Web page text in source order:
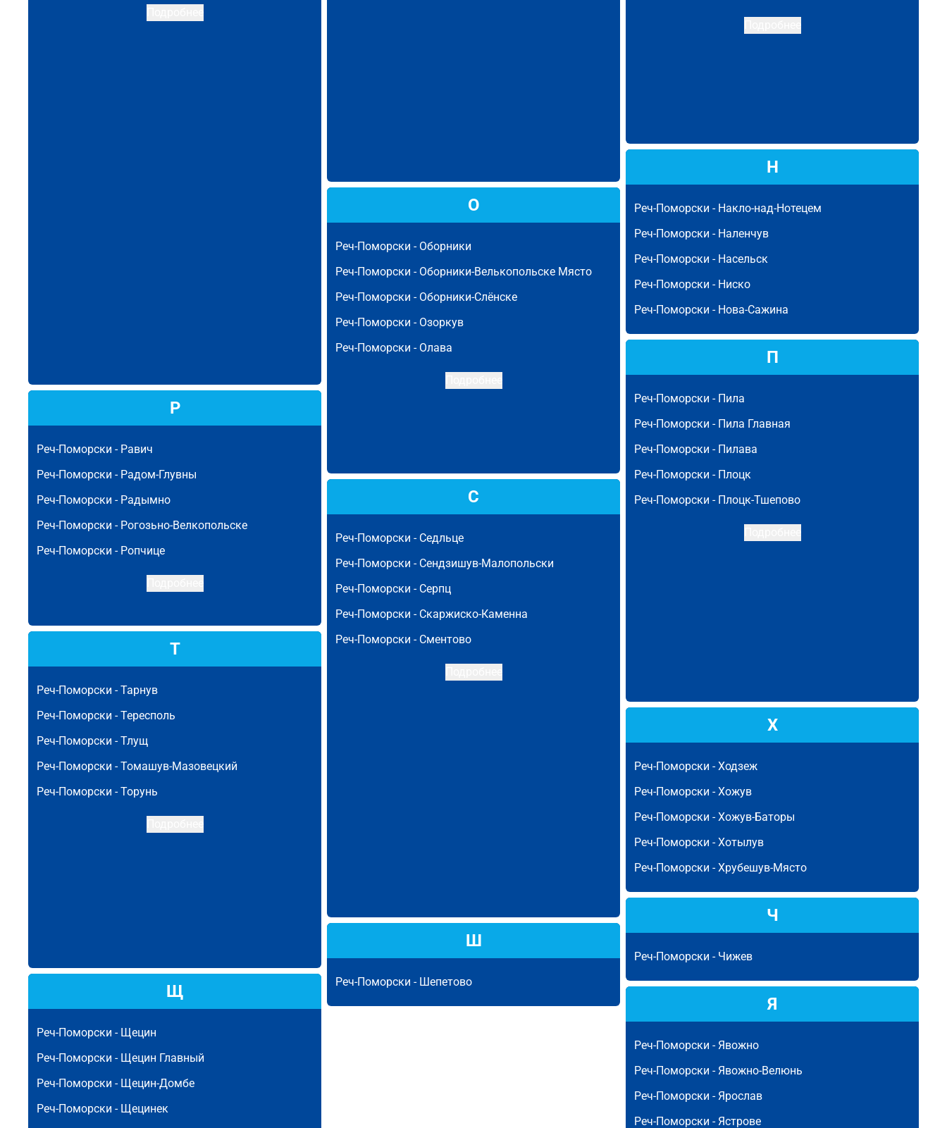
Н
Реч-Поморски - Накло-над-Нотецем
Реч-Поморски - Наленчув
Реч-Поморски - Насельск
Реч-Поморски - Ниско
Реч-Поморски - Нова-Сажина
О
Реч-Поморски - Оборники
Реч-Поморски - Оборники-Велькопольске Място
Реч-Поморски - Оборники-Слёнске
Реч-Поморски - Озоркув
Реч-Поморски - Олава П
Реч-Поморски - Пила
Реч-Поморски - Пила Главная
Реч-Поморски - Пилава
Реч-Поморски - Плоцк
Реч-Поморски - Плоцк-Тшепово
Р
Реч-Поморски - Равич
Реч-Поморски - Радом-Глувны
Реч-Поморски - Радымно
Реч-Поморски - Рогозьно-Велкопольске
Реч-Поморски - Ропчице
С
Реч-Поморски - Седльце
Реч-Поморски - Сендзишув-Малопольски
Реч-Поморски - Серпц
Реч-Поморски - Скаржиско-Каменна
Реч-Поморски - Сментово
Т
Реч-Поморски -Тарнув
Реч-Поморски -Тересполь
Реч-Поморски -Тлущ
Реч-Поморски -Томашув-Мазовецкий
Реч-Поморски -Торунь
Х
Реч-Поморски -Ходзеж
Реч-Поморски -Хожув
Реч-Поморски -Хожув-Баторы
Реч-Поморски -Хотылув
Реч-Поморски -Хрубешув-Място
Ч
Реч-Поморски - Чижев
Ш
Реч-Поморски - Шепетово
Щ
Реч-Поморски - Щецин
Реч-Поморски - Щецин Главный
Реч-Поморски - Щецин-Домбе
Реч-Поморски - Щецинек
Я
Реч-Поморски - Явожно
Реч-Поморски - Явожно-Велюнь
Реч-Поморски - Ярослав
Реч-Поморски - Ястрове